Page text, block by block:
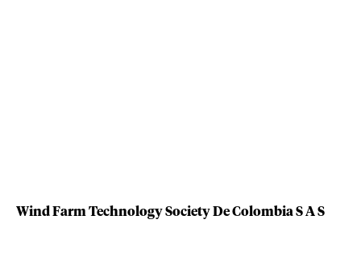
Wind Farm Technology Society De Colombia S A S